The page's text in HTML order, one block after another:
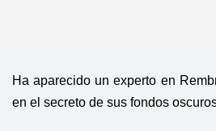
Ha aparecido un experto en
en el secreto de sus fondos